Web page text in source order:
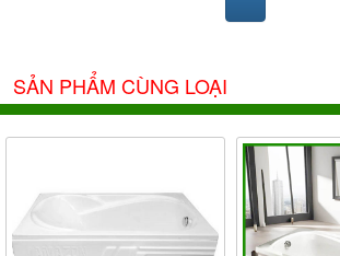
SẢN PHẨM CÙNG LOẠI